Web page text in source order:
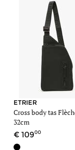
ETRIER
Cross body tas
32cm
10900